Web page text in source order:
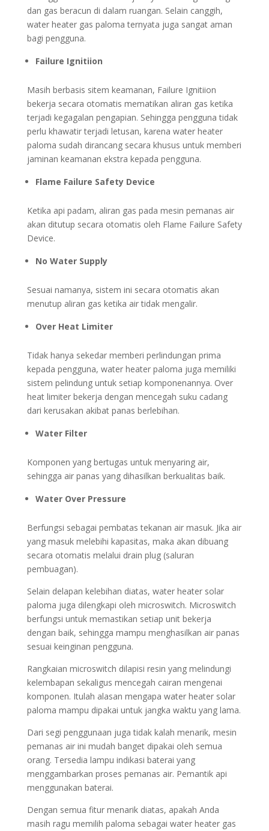
dan gas beracun di dalam ruangan. Selain canggih,
water heater gas paloma ternyata juga sangat aman
bagi pengguna.
Failure Ignitiion
Masih berbasis sitem keamanan, Failure Ignitiion
bekerja secara otomatis mematikan aliran gas ketika
terjadi kegagalan pengapian. Sehingga pengguna tidak
perlu khawatir terjadi letusan, karena water heater
paloma sudah dirancang secara khusus untuk memberi
jaminan keamanan ekstra kepada pengguna.
Flame Failure Safety Device
Ketika api padam, aliran gas pada mesin pemanas air
akan ditutup secara otomatis oleh Flame Failure Safety
Device.
No Water Supply
Sesuai namanya, sistem ini secara otomatis akan
menutup aliran gas ketika air tidak mengalir.
Over Heat Limiter
Tidak hanya sekedar memberi perlindungan prima
kepada pengguna, water heater paloma juga memiliki
sistem pelindung untuk setiap komponenannya. Over
heat limiter bekerja dengan mencegah suku cadang
dari kerusakan akibat panas berlebihan.
Water Filter
Komponen yang bertugas untuk menyaring air,
sehingga air panas yang dihasilkan berkualitas baik.
Water Over Pressure
Berfungsi sebagai pembatas tekanan air masuk. Jika air
yang masuk melebihi kapasitas, maka akan dibuang
secara otomatis melalui drain plug (saluran
pembuagan).
Selain delapan kelebihan diatas, water heater solar
paloma juga dilengkapi oleh microswitch. Microswitch
berfungsi untuk memastikan setiap unit bekerja
dengan baik, sehingga mampu menghasilkan air panas
sesuai keinginan pengguna.
Rangkaian microswitch dilapisi resin yang melindungi
kelembapan sekaligus mencegah cairan mengenai
komponen. Itulah alasan mengapa water heater solar
paloma mampu dipakai untuk jangka waktu yang lama.
Dari segi penggunaan juga tidak kalah menarik, mesin
pemanas air ini mudah banget dipakai oleh semua
orang. Tersedia lampu indikasi baterai yang
menggambarkan proses pemanas air. Pemantik api
menggunakan baterai.
Dengan semua fitur menarik diatas, apakah Anda
masih ragu memilih paloma sebagai water heater gas